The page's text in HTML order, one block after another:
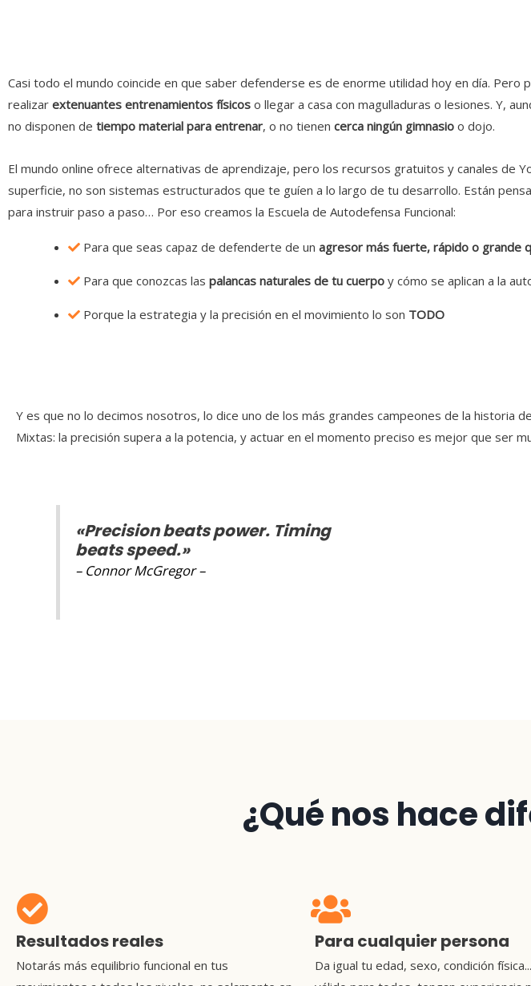
Casi todo el mundo coincide en que saber defenderse es de enorme utilidad hoy en día. Pero
realizar extenuantes entrenamientos físicos o llegar a casa con magulladuras o lesiones. Y,
no disponen de tiempo material para entrenar, o no tienen cerca ningún gimnasio o dojo.
El mundo online ofrece alternativas de aprendizaje, pero los recursos gratuitos y canales de
superficie, no son sistemas estructurados que te guíen a lo largo de tu desarrollo. Están
para instruir paso a paso… Por eso creamos la Escuela de Autodefensa Funcional:
Para que seas capaz de defenderte de un agresor más fuerte, rápido o grande
Para que conozcas las palancas naturales de tu cuerpo y cómo se aplican a la
Porque la estrategia y la precisión en el movimiento lo son TODO
Y es que no lo decimos nosotros, lo dice uno de los más grandes campeones de la historia
Mixtas: la precisión supera a la potencia, y actuar en el momento preciso es mejor que ser
«Precision beats power. Timing
beats speed.»
– Connor McGregor –
¿Qué nos hace
Resultados reales
Notarás más equilibrio funcional en tus
Para cualquier persona
Da igual tu edad, sexo, condición